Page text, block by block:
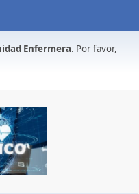
Enfermera. Por favor,